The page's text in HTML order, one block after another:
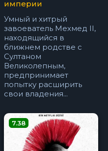
империи
Умный и хитрый
завоеватель Мехмед II,
находящийся в
ближнем родстве с
Султаном
Великолепным,
предпринимает
попытку расширить
свои владения...
7.38